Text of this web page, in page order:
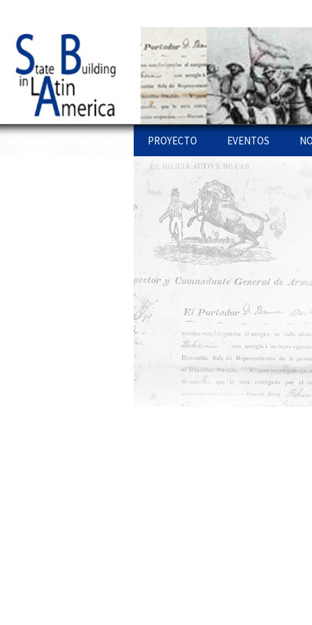
Statebglat
Just another WordPress site
Skip to content
PROYECTO
PROYECTO
ENLACES
EQUIPO
INVESTIGACIONES
EVENTOS
STATE BUILDING
AMERICA:
COLOQUIOS
OTROS
CONFERENCIAS